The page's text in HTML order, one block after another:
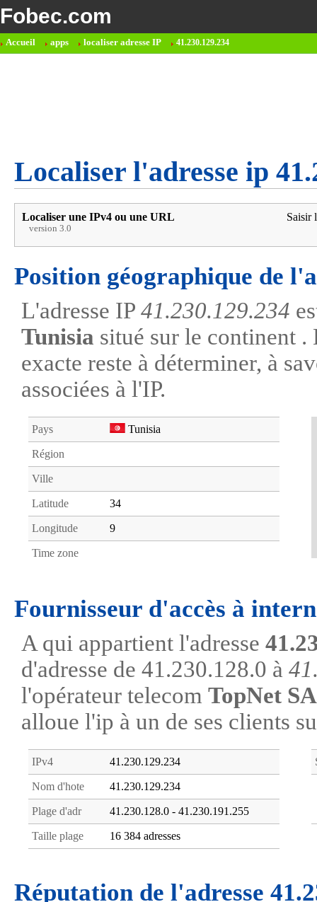
Fobec.com
Accueil apps localiser adresse IP 41.230.129.234
Localiser l'adresse ip
Localiser une IPv4 ou une URL
version 3.0
Saisir
Position géographique de
L'adresse IP 41.230.129.234
Tunisia situé sur le continent
exacte reste à déterminer, à
associées à l'IP.
Pays Tunisia
Région
Ville
Latitude 34
Longitude 9
Time zone
Fournisseur d'accès à
A qui appartient l'adresse
d'adresse de 41.230.128.0 à
l'opérateur telecom TopNet SA
alloue l'ip à un de ses clients
IPv4 41.230.129.234
Nom d'hote 41.230.129.234
Plage d'adr 41.230.128.0 - 41.230.191.255
Taille plage 16 384 adresses
Réputation de l'adresse